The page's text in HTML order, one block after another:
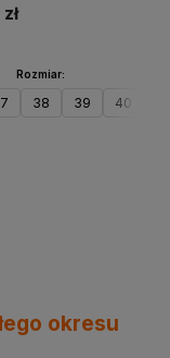
Rozmiar:
38 39 40
okresu